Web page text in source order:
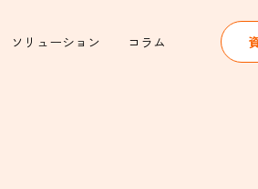
ソリューション コラム